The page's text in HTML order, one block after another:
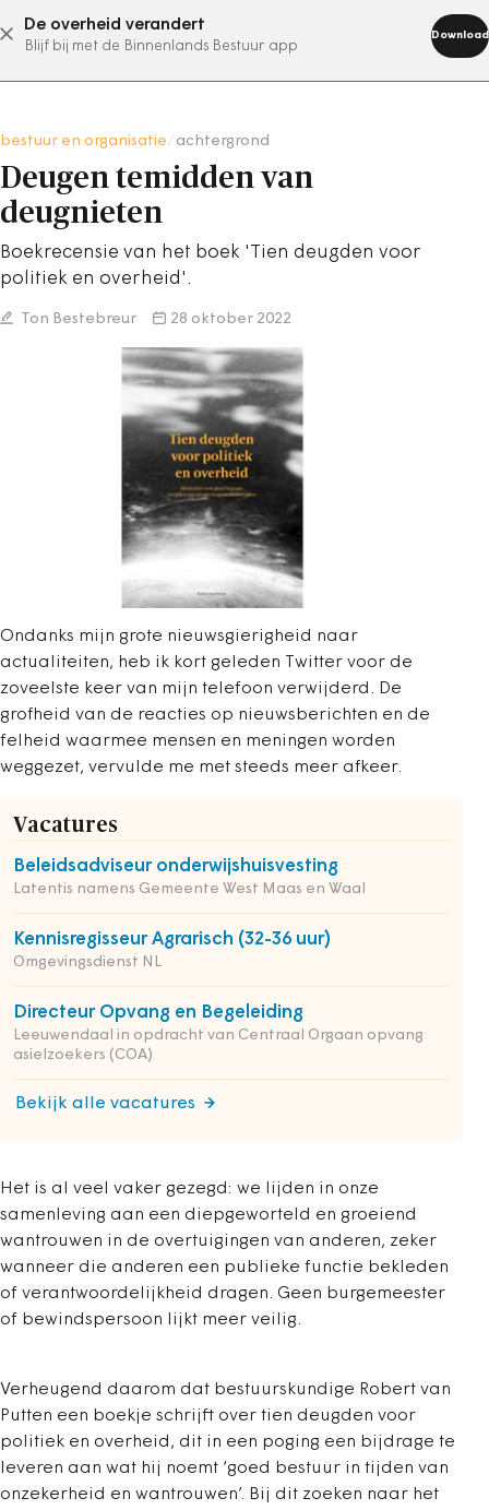
De overheid verandert
Blijf bij met de Binnenlands Bestuur app
Download
abonneer nu
bestuur en organisatie achtergrond
Deugen temidden van
deugnieten
Boekrecensie van het boek 'Tien deugden voor
politiek en overheid'.
Ton Bestebreur 28 oktober 2022
Ondanks mijn grote nieuwsgierigheid naar
actualiteiten, heb ik kort geleden Twitter voor de
zoveelste keer van mijn telefoon verwijderd. De
grofheid van de reacties op nieuwsberichten en de
felheid waarmee mensen en meningen worden
weggezet, vervulde me met steeds meer afkeer.
Vacatures
Beleidsadviseur onderwijshuisvesting
Latentis namens Gemeente West Maas en Waal
Kennisregisseur Agrarisch (32-36 uur)
Omgevingsdienst NL
Directeur Opvang en Begeleiding
Leeuwendaal in opdracht van Centraal Orgaan opvang
asielzoekers (COA)
Bekijk alle vacatures
Het is al veel vaker gezegd: we lijden in onze
samenleving aan een diepgeworteld en groeiend
wantrouwen in de overtuigingen van anderen, zeker
wanneer die anderen een publieke functie bekleden
of verantwoordelijkheid dragen. Geen burgemeester
of bewindspersoon lijkt meer veilig.
Verheugend daarom dat bestuurskundige Robert van
Putten een boekje schrijft over tien deugden voor
politiek en overheid, dit in een poging een bijdrage te
leveren aan wat hij noemt ‘goed bestuur in tijden van
onzekerheid en wantrouwen’. Bij dit zoeken naar het